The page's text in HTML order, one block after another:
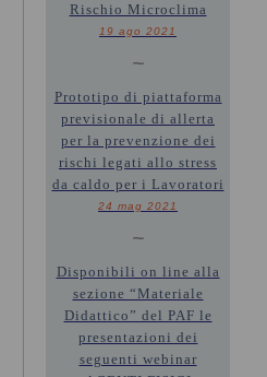
Rischio Microclima
19 ago 2021
~
Prototipo di piattaforma
previsionale di allerta
per la prevenzione dei
rischi legati allo stress
da caldo per i Lavoratori
24 mag 2021
~
Disponibili on line alla
sezione “Materiale
Didattico” del PAF le
presentazioni dei
seguenti webinar